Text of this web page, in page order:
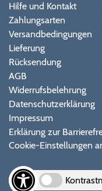
Hilfe und Kontakt
Zahlungsarten
Versandbedingungen
Lieferung
Rücksendung
AGB
Widerrufsbelehrung
Datenschutzerklärung
Impressum
Erklärung zur
Cookie-Einstellungen